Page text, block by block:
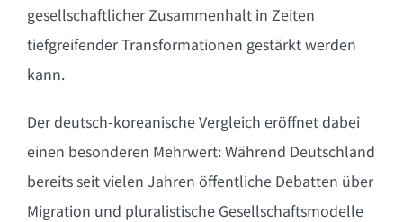
gesellschaftlicher Zusammenhalt in Zeiten
tiefgreifender Transformationen gestärkt werden
kann.
Der deutsch-koreanische Vergleich eröffnet dabei
einen besonderen Mehrwert: Während Deutschland
bereits seit vielen Jahren öffentliche Debatten über
Migration und pluralistische Gesellschaftsmodelle